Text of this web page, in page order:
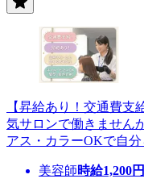
【昇給あり！交通費
気サロンで働きません
アス・カラーOKで自
美容師時給1,200